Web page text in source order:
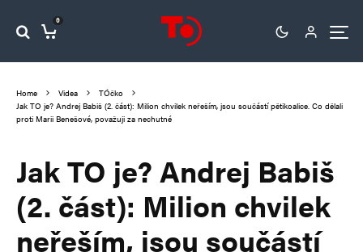
0
Home Videa
TÓčko
Jak TO je? Andrej Babiš (2. část): Milion chvilek neřeším, jsou součástí pětikoalice. Co dělali
proti Marii Benešové, považuji za nechutné
Jak TO je? Andrej Babiš
(2. část): Milion chvilek
neřeším, jsou součástí